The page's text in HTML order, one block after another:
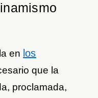
en los
que la
proclamada,